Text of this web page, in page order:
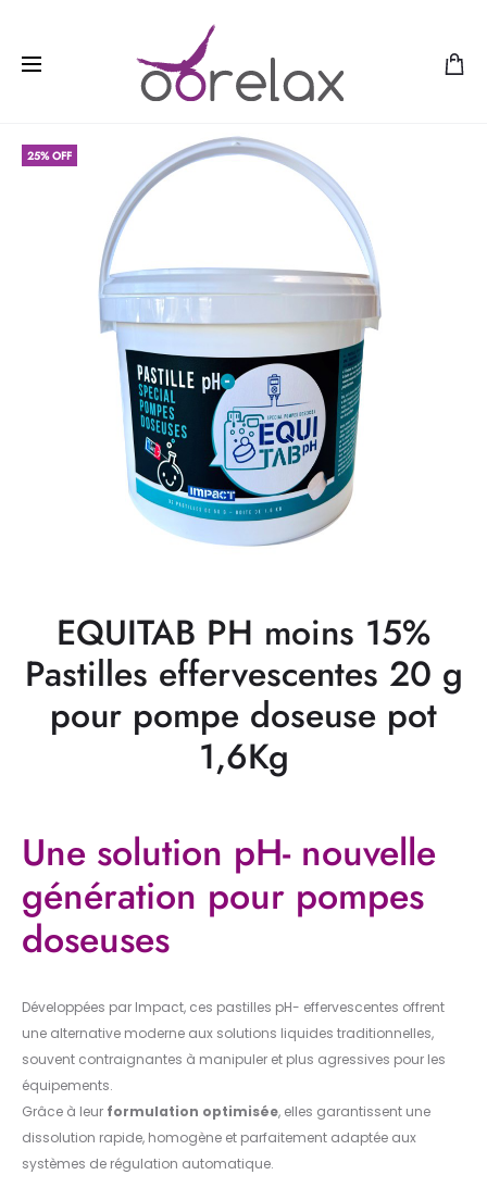
25% OFF
EQUITAB PH moins 15%
Pastilles effervescentes 20 g
pour pompe doseuse pot
1,6Kg
Une solution pH- nouvelle
génération pour pompes
doseuses
Développées par Impact, ces pastilles pH- effervescentes offrent
une alternative moderne aux solutions liquides traditionnelles,
souvent contraignantes à manipuler et plus agressives pour les
équipements.
Grâce à leur formulation optimisée, elles garantissent une
dissolution rapide, homogène et parfaitement adaptée aux
systèmes de régulation automatique.